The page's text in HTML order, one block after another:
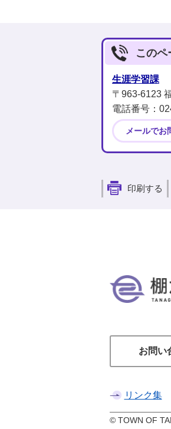
この
生涯学習課
〒963-6123
電話番号：
メールでお
印刷する
お問い
リンク集
© TOWN OF